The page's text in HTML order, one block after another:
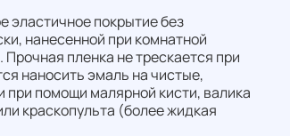
эластичное покрытие без
нанесенной при комнатной
пленка не трескается при
наносить эмаль на чистые,
помощи малярной кисти, валика
краскопульта (более жидкая